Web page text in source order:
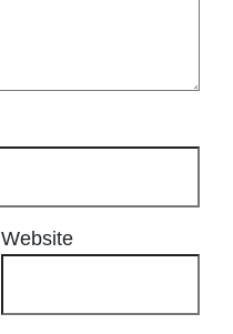
Website